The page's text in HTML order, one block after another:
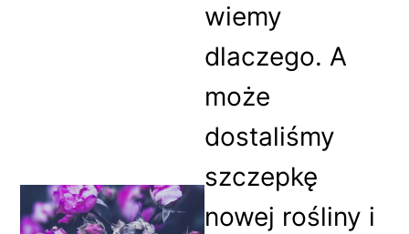
wiemy
dlaczego. A
może
dostaliśmy
szczepkę
nowej rośliny i